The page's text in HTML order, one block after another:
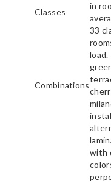
Classes
in
33
load.
Combinations
with